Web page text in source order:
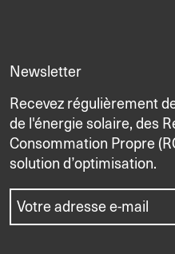
Newsletter
Recevez régulièrement
de l'énergie solaire, des
Consommation Propre
solution d’optimisation.